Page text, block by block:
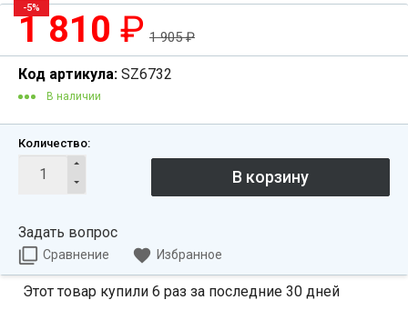
-5%
1 810 ₽ 1 905₽
Код артикула: SZ6732
В наличии
Количество:
Задать вопрос
Сравнение Избранное
Этот товар купили 6 раз за последние 30 дней